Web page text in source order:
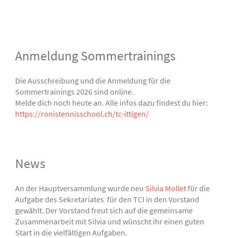
Anmeldung Sommertrainings
Die Ausschreibung und die Anmeldung für die
Sommertrainings 2026 sind online.
Melde dich noch heute an. Alle infos dazu findest du hier:
https://ronistennisschool.ch/tc-ittigen/
News
An der Hauptversammlung wurde neu Silvia Molletfür die
Aufgabe des Sekretariates für den TCI in den Vorstand
gewählt. Der Vorstand freut sich auf die gemeinsame
Zusammenarbeit mit Silvia und wünscht ihr einen guten
Start in die vielfältigen Aufgaben.